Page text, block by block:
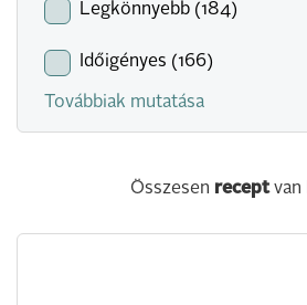
Legkönnyebb (184)
Időigényes (166)
Továbbiak mutatása
Összesen receptvan